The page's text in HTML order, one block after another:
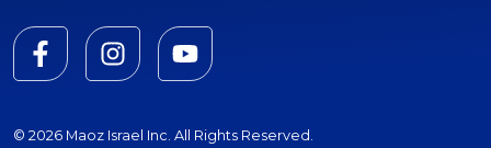
© 2026 Maoz Israel Inc. All Rights Reserved.